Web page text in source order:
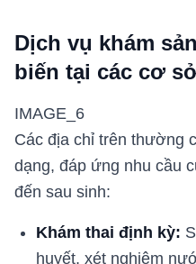
Dịch vụ khám
biến tại các cơ
IMAGE_6
Các địa chỉ trên thường
dạng, đáp ứng nhu cầu
đến sau sinh:
Khám thai định kỳ:
huyết, xét nghiệm